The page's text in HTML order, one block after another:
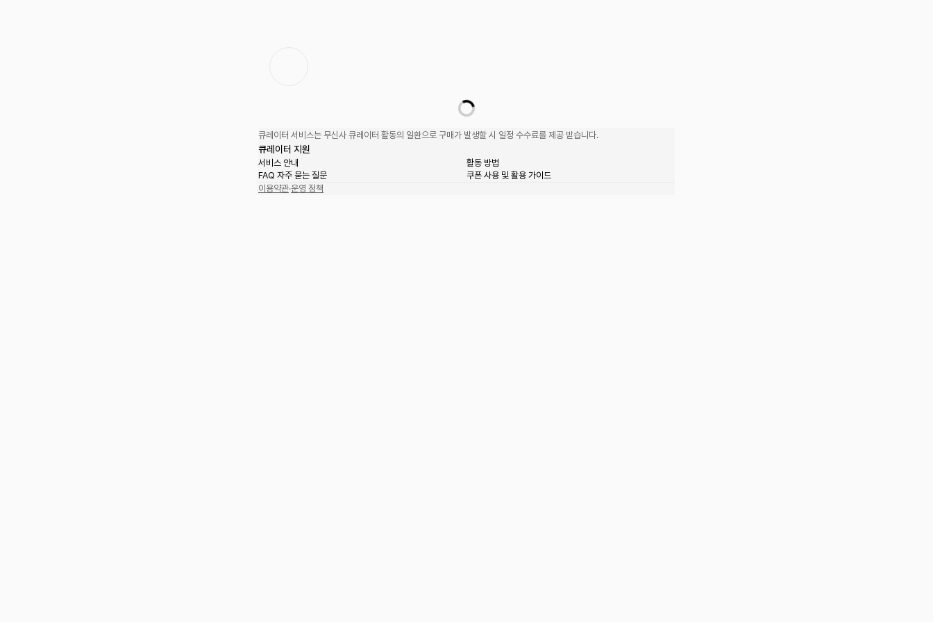
큐레이터 서비스는 무신사 큐레이터 활동의 일환으로 구매가 발생할 시 일정 수수료를 제공 받습니다.
큐레이터 지원
서비스 안내
활동 방법
FAQ 자주 묻는 질문
쿠폰 사용 및 활용 가이드
이용약관·운영 정책